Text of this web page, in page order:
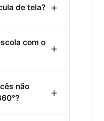
de tela? +
com o
+
não
+